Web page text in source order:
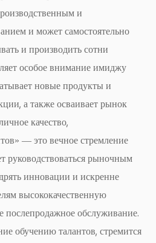
и
и может самостоятельно
и производить сотни
особое внимание имиджу
новые продукты и
а также осваивает рынок
качество,
— это вечное стремление
руководствоваться рыночным
инновации и искренне
высококачественную
послепродажное обслуживание.
обучению талантов, стремится